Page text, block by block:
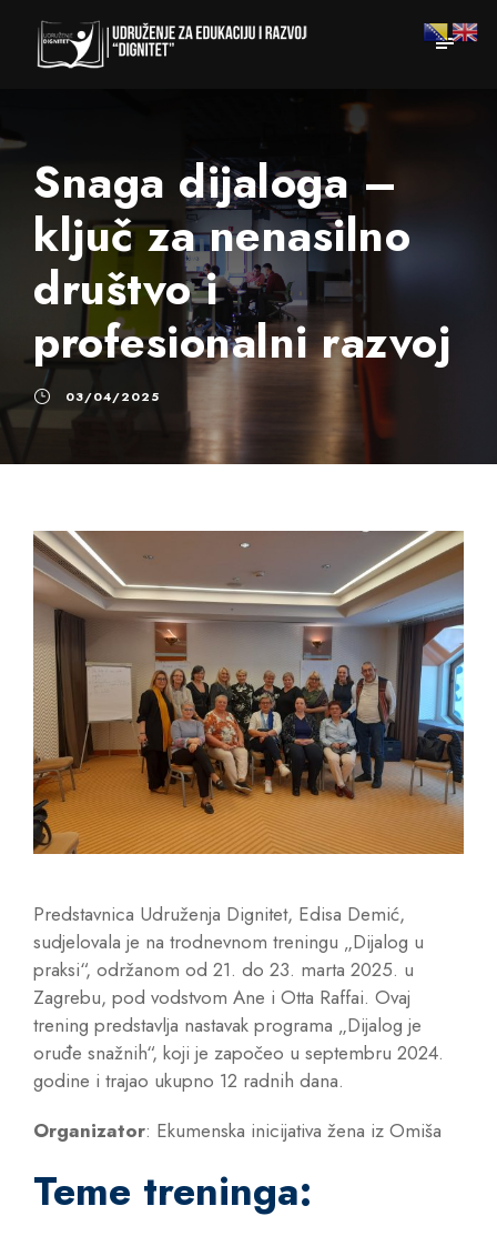
Snaga dijaloga –
ključ za nenasilno
društvo i
profesionalni razvoj
03/04/2025
Predstavnica Udruženja Dignitet, Edisa Demić,
sudjelovala je na trodnevnom treningu „Dijalog u
praksi“, održanom od 21. do 23. marta 2025. u
Zagrebu, pod vodstvom Ane i Otta Raffai. Ovaj
trening predstavlja nastavak programa „Dijalog je
oruđe snažnih“, koji je započeo u septembru 2024.
godine i trajao ukupno 12 radnih dana.
Organizator: Ekumenska inicijativa žena iz Omiša
Teme treninga: